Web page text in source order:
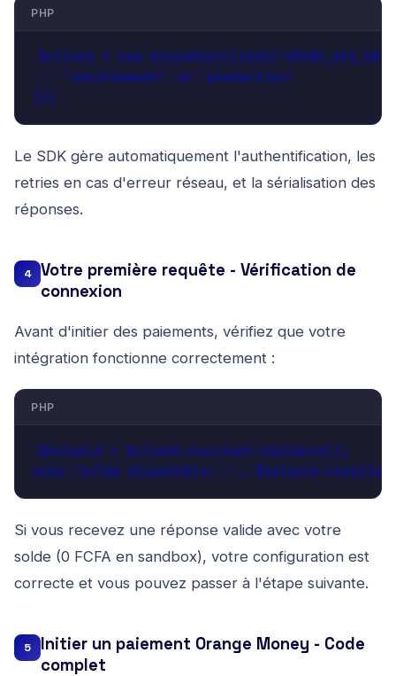
PHP
$client = new
    'environment' => 'production'
]);
Le SDK gère automatiquement l'authentification, les
retries en cas d'erreur réseau, et la sérialisation des
réponses.
4
Votre première requête - Vérification de
connexion
Avant d'initier des paiements, vérifiez que votre
intégration fonctionne correctement :
PHP
$balance = $client->account->balance();
echo 'Solde disponible: ' . $balance-
Si vous recevez une réponse valide avec votre
solde (0 FCFA en sandbox), votre configuration est
correcte et vous pouvez passer à l'étape suivante.
5
Initier un paiement Orange Money - Code
complet